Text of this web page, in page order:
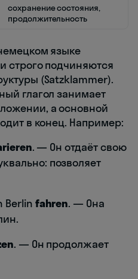
сохранение состояния,
продолжительность
языке
строго подчиняются
(Satzklammer).
глагол занимает
а основной
в конец. Например:
. — Он отдаёт свою
позволяет
Berlin fahren. — Она
. — Он продолжает